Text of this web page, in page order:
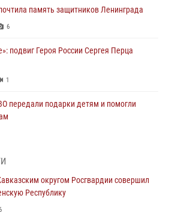
память защитников Ленинграда
6
подвиг Героя России Сергея Перца
1
передали подарки детям и помогли
пожарные расчеты Росгвардии и МЧС
продолжается ведомственная
округом Росгвардии совершил
Республику